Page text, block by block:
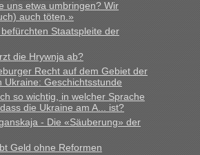
• Re: An welchem
Polen und der Ukraine geht es am
sehr voll an den Grenzen Ukraine/
PKW ca. 10 h Wartezeit. Wollen
es sehr früh.“
uns etwa umbringen? Wir
auch töten.»
Staatspleite der
die Hrywnja ab?
Recht auf dem Gebiet der
Ukraine: Geschichtsstunde
so wichtig, in welcher Sprache
die Ukraine am A... ist?
- Die «Säuberung» der
Geld ohne Reformen